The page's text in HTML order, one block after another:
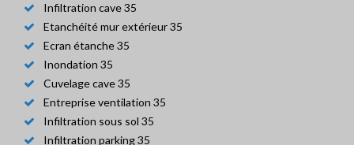
Infiltration cave 35
Etanchéité mur extérieur 35
Ecran étanche 35
Inondation 35
Cuvelage cave 35
Entreprise ventilation 35
Infiltration sous sol 35
Infiltration parking 35